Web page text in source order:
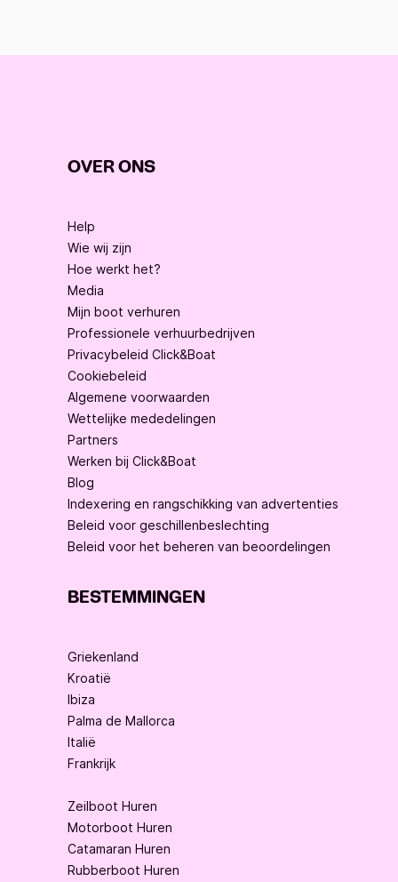
OVER ONS
Help
Wie wij zijn
Hoe werkt het?
Media
Mijn boot verhuren
Professionele verhuurbedrijven
Privacybeleid Click&Boat
Cookiebeleid
Algemene voorwaarden
Wettelijke mededelingen
Partners
Werken bij Click&Boat
Blog
Indexering en rangschikking van advertenties
Beleid voor geschillenbeslechting
Beleid voor het beheren van beoordelingen
BESTEMMINGEN
Griekenland
Kroatië
Ibiza
Palma de Mallorca
Italië
Frankrijk
Zeilboot Huren
Motorboot Huren
Catamaran Huren
Rubberboot Huren